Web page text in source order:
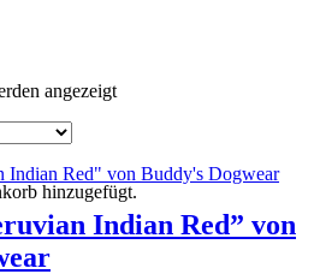
hinzugefügt.
angezeigt
Indian Red” von